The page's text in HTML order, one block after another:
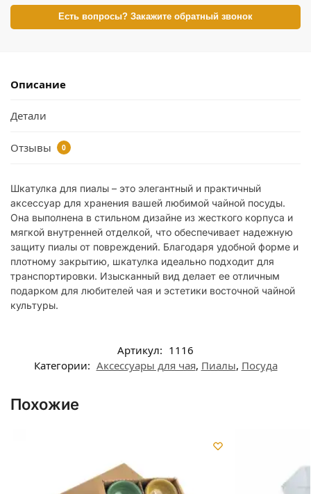
Есть вопросы? Закажите обратный звонок
Описание
Детали
Отзывы 0
Шкатулка для пиалы – это элегантный и практичный
аксессуар для хранения вашей любимой чайной посуды.
Она выполнена в стильном дизайне из жесткого корпуса и
мягкой внутренней отделкой, что обеспечивает надежную
защиту пиалы от повреждений. Благодаря удобной форме и
плотному закрытию, шкатулка идеально подходит для
транспортировки. Изысканный вид делает ее отличным
подарком для любителей чая и эстетики восточной чайной
культуры.
Артикул: 1116
Категории: Аксессуары для чая, Пиалы, Посуда
Похожие